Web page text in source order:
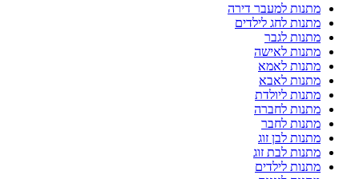
מתנות למעבר דירה
מתנות לחג לילדים
מתנות לגבר
מתנות לאישה
מתנות לאמא
מתנות לאבא
מתנות ליולדת
מתנות לחברה
מתנות לחבר
מתנות לבן זוג
מתנות לבת זוג
מתנות לילדים